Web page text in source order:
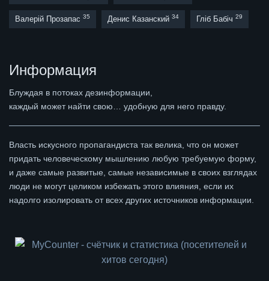
Валерій Прозапас 35 Денис Казанский 34 Гліб Бабіч 29
Информация
Блуждая в потоках дезинформации,
каждый может найти свою… удобную для него правду.
Власть искусного пропагандиста так велика, что он может
придать человеческому мышлению любую требуемую форму,
и даже самые развитые, самые независимые в своих взглядах
люди не могут целиком избежать этого влияния, если их
надолго изолировать от всех других источников информации.